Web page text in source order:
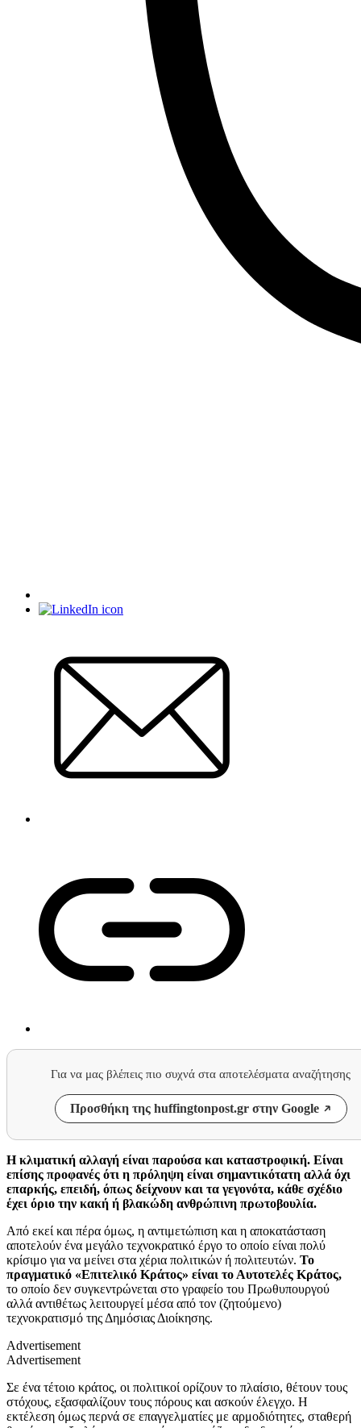
Για να μας βλέπεις πιο συχνά στα αποτελέσματα αναζήτησης
Προσθήκη της huffingtonpost.gr στην Google
Η κλιματική αλλαγή είναι παρούσα και καταστροφική. Είναι
επίσης προφανές ότι η πρόληψη είναι σημαντικότατη αλλά όχι
επαρκής, επειδή, όπως δείχνουν και τα γεγονότα, κάθε σχέδιο
έχει όριο την κακή ή βλακώδη ανθρώπινη πρωτοβουλία.
Από εκεί και πέρα όμως, η αντιμετώπιση και η αποκατάσταση
αποτελούν ένα μεγάλο τεχνοκρατικό έργο το οποίο είναι πολύ
κρίσιμο για να μείνει στα χέρια πολιτικών ή πολιτευτών. Το
πραγματικό «Επιτελικό Κράτος» είναι το Αυτοτελές Κράτος,
το οποίο δεν συγκεντρώνεται στο γραφείο του Πρωθυπουργού
αλλά αντιθέτως λειτουργεί μέσα από τον (ζητούμενο)
τεχνοκρατισμό της Δημόσιας Διοίκησης.
Advertisement
Advertisement
Σε ένα τέτοιο κράτος, οι πολιτικοί ορίζουν το πλαίσιο, θέτουν τους
στόχους, εξασφαλίζουν τους πόρους και ασκούν έλεγχο. Η
εκτέλεση όμως περνά σε επαγγελματίες με αρμοδιότητες, σταθερή